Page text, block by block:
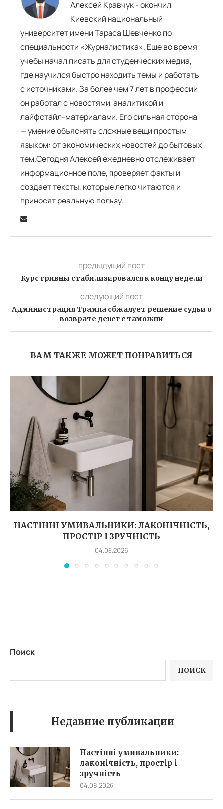
Алексей Кравчук - окончил
Киевский национальный
университет имени Тараса Шевченко по
специальности «Журналистика». Еще во время
учебы начал писать для студенческих медиа,
где научился быстро находить темы и работать
с источниками. За более чем 7 лет в профессии
он работал с новостями, аналитикой и
лайфстайл-материалами. Его сильная сторона
— умение объяснять сложные вещи простым
языком: от экономических новостей до бытовых
тем.Сегодня Алексей ежедневно отслеживает
информационное поле, проверяет факты и
создает тексты, которые легко читаются и
приносят реальную пользу.
предыдущий пост
Курс гривны стабилизировался к концу недели
следующий пост
Администрация Трампа обжалует решение судьи о
возврате денег с таможни
ВАМ ТАКЖЕ МОЖЕТ ПОНРАВИТЬСЯ
НАСТІННІ УМИВАЛЬНИКИ: ЛАКОНІЧНІСТЬ,
ПРОСТІР І ЗРУЧНІСТЬ
04.08.2026
Поиск
ПОИСК
Недавние публикации
Настінні умивальники:
лаконічність, простір і
зручність
04.08.2026